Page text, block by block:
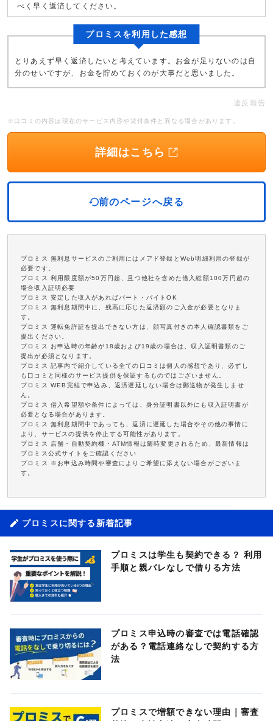
べく早く返済してください。
プロミスを利用した感想
とりあえず早く返済したいと考えています。お金が足りないのは自
分のせいですが、お金を貯めておくのが大事だと思いました。
違反報告
※口コミの内容は現在のサービス内容や貸付条件と異なる場合があります。
詳細はこちら
前のページへ戻る
プロミス 無利息サービスのご利用にはメアド登録とWeb明細利用の登録が
必要です。
プロミス 利用限度額が50万円超、且つ他社を含めた借入総額100万円超の
場合収入証明必要
プロミス 安定した収入があればパート・バイトOK
プロミス 無利息期間中に、残高に応じた返済額のご入金が必要となりま
す。
プロミス 運転免許証を提出できない方は、顔写真付きの本人確認書類をご
提出ください。
プロミス お申込時の年齢が18歳および19歳の場合は、収入証明書類のご
提出が必須となります。
プロミス 記事内で紹介している全ての口コミは個人の感想であり、必ずし
も口コミと同様のサービス提供を保証するものではございません。
プロミス WEB完結で申込み、返済遅延しない場合は郵送物が発生しませ
ん。
プロミス 借入希望額や条件によっては、身分証明書以外にも収入証明書が
必要となる場合があります。
プロミス 無利息期間中であっても、返済に遅延した場合やその他の事情に
より、サービスの提供を停止する可能性があります。
プロミス 店舗・自動契約機・ATM情報は随時変更されるため、最新情報は
プロミス公式サイトをご確認ください
プロミス ※お申込み時間や審査によりご希望に添えない場合がございま
す。
プロミスに関する新着記事
プロミスは学生も契約できる？ 利用
手順と親バレなしで借りる方法
プロミス申込時の審査では電話確認
がある？電話連絡なしで契約する方
法
プロミスで増額できない理由｜審査